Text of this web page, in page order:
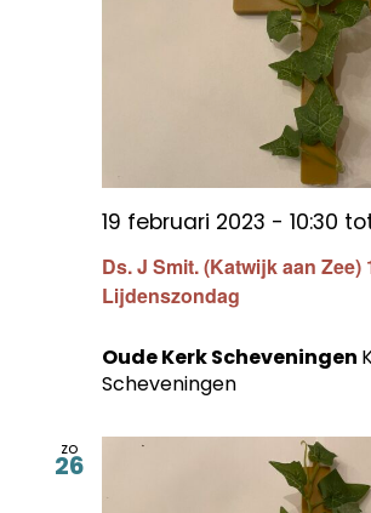
Ds. J Smit. (Katwijk aan Zee)
Lijdenszondag
19 februari 2023 - 10:30
Oude Kerk Scheveningen
Scheveningen
zo
26